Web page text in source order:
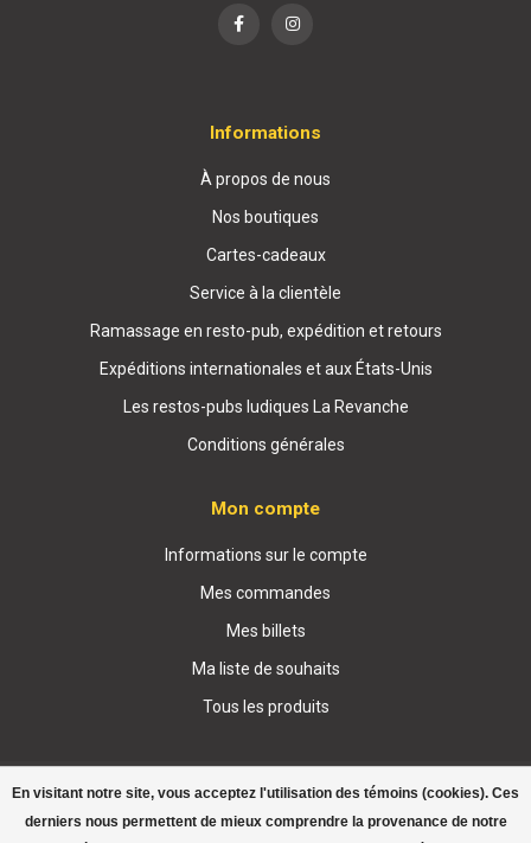
En visitant notre site, vous acceptez l'utilisation des témoins (cookies). Ces
derniers nous permettent de mieux comprendre la provenance de notre
Informations
À propos de nous
Nos boutiques
Cartes-cadeaux
Service à la clientèle
Ramassage en resto-pub, expédition et retours
Expéditions internationales et aux États-Unis
Les restos-pubs ludiques La Revanche
Conditions générales
Mon compte
Informations sur le compte
Mes commandes
Mes billets
Ma liste de souhaits
Tous les produits